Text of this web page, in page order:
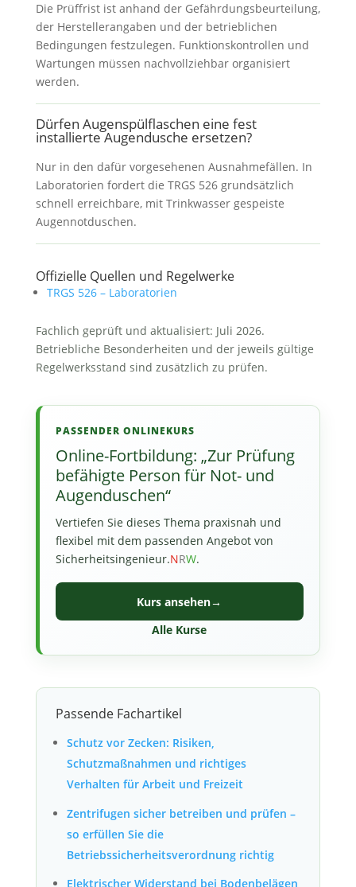
Die Prüffrist ist anhand der Gefährdungsbeurteilung,
der Herstellerangaben und der betrieblichen
Bedingungen festzulegen. Funktionskontrollen und
Wartungen müssen nachvollziehbar organisiert
werden.
Dürfen Augenspülflaschen eine fest
installierte Augendusche ersetzen?
Nur in den dafür vorgesehenen Ausnahmefällen. In
Laboratorien fordert die TRGS 526 grundsätzlich
schnell erreichbare, mit Trinkwasser gespeiste
Augennotduschen.
Offizielle Quellen und Regelwerke
TRGS 526 – Laboratorien
Fachlich geprüft und aktualisiert: Juli 2026.
Betriebliche Besonderheiten und der jeweils gültige
Regelwerksstand sind zusätzlich zu prüfen.
PASSENDER ONLINEKURS
Online-Fortbildung: „Zur Prüfung
befähigte Person für Not- und
Augenduschen“
Vertiefen Sie dieses Thema praxisnah und
flexibel mit dem passenden Angebot von
Sicherheitsingenieur.NRW.
Kurs ansehen→
Alle Kurse
Passende Fachartikel
Schutz vor Zecken: Risiken,
Schutzmaßnahmen und richtiges
Verhalten für Arbeit und Freizeit
Zentrifugen sicher betreiben und prüfen –
so erfüllen Sie die
Betriebssicherheitsverordnung richtig
Elektrischer Widerstand bei Bodenbelägen